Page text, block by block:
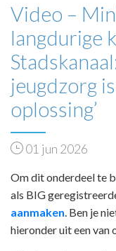
Video –
langdurige
jeugdzorg
oplossing’
01 jun 2026
Om dit onderdeel te
als BIG
aanmaken. Ben je
hieronder uit een van